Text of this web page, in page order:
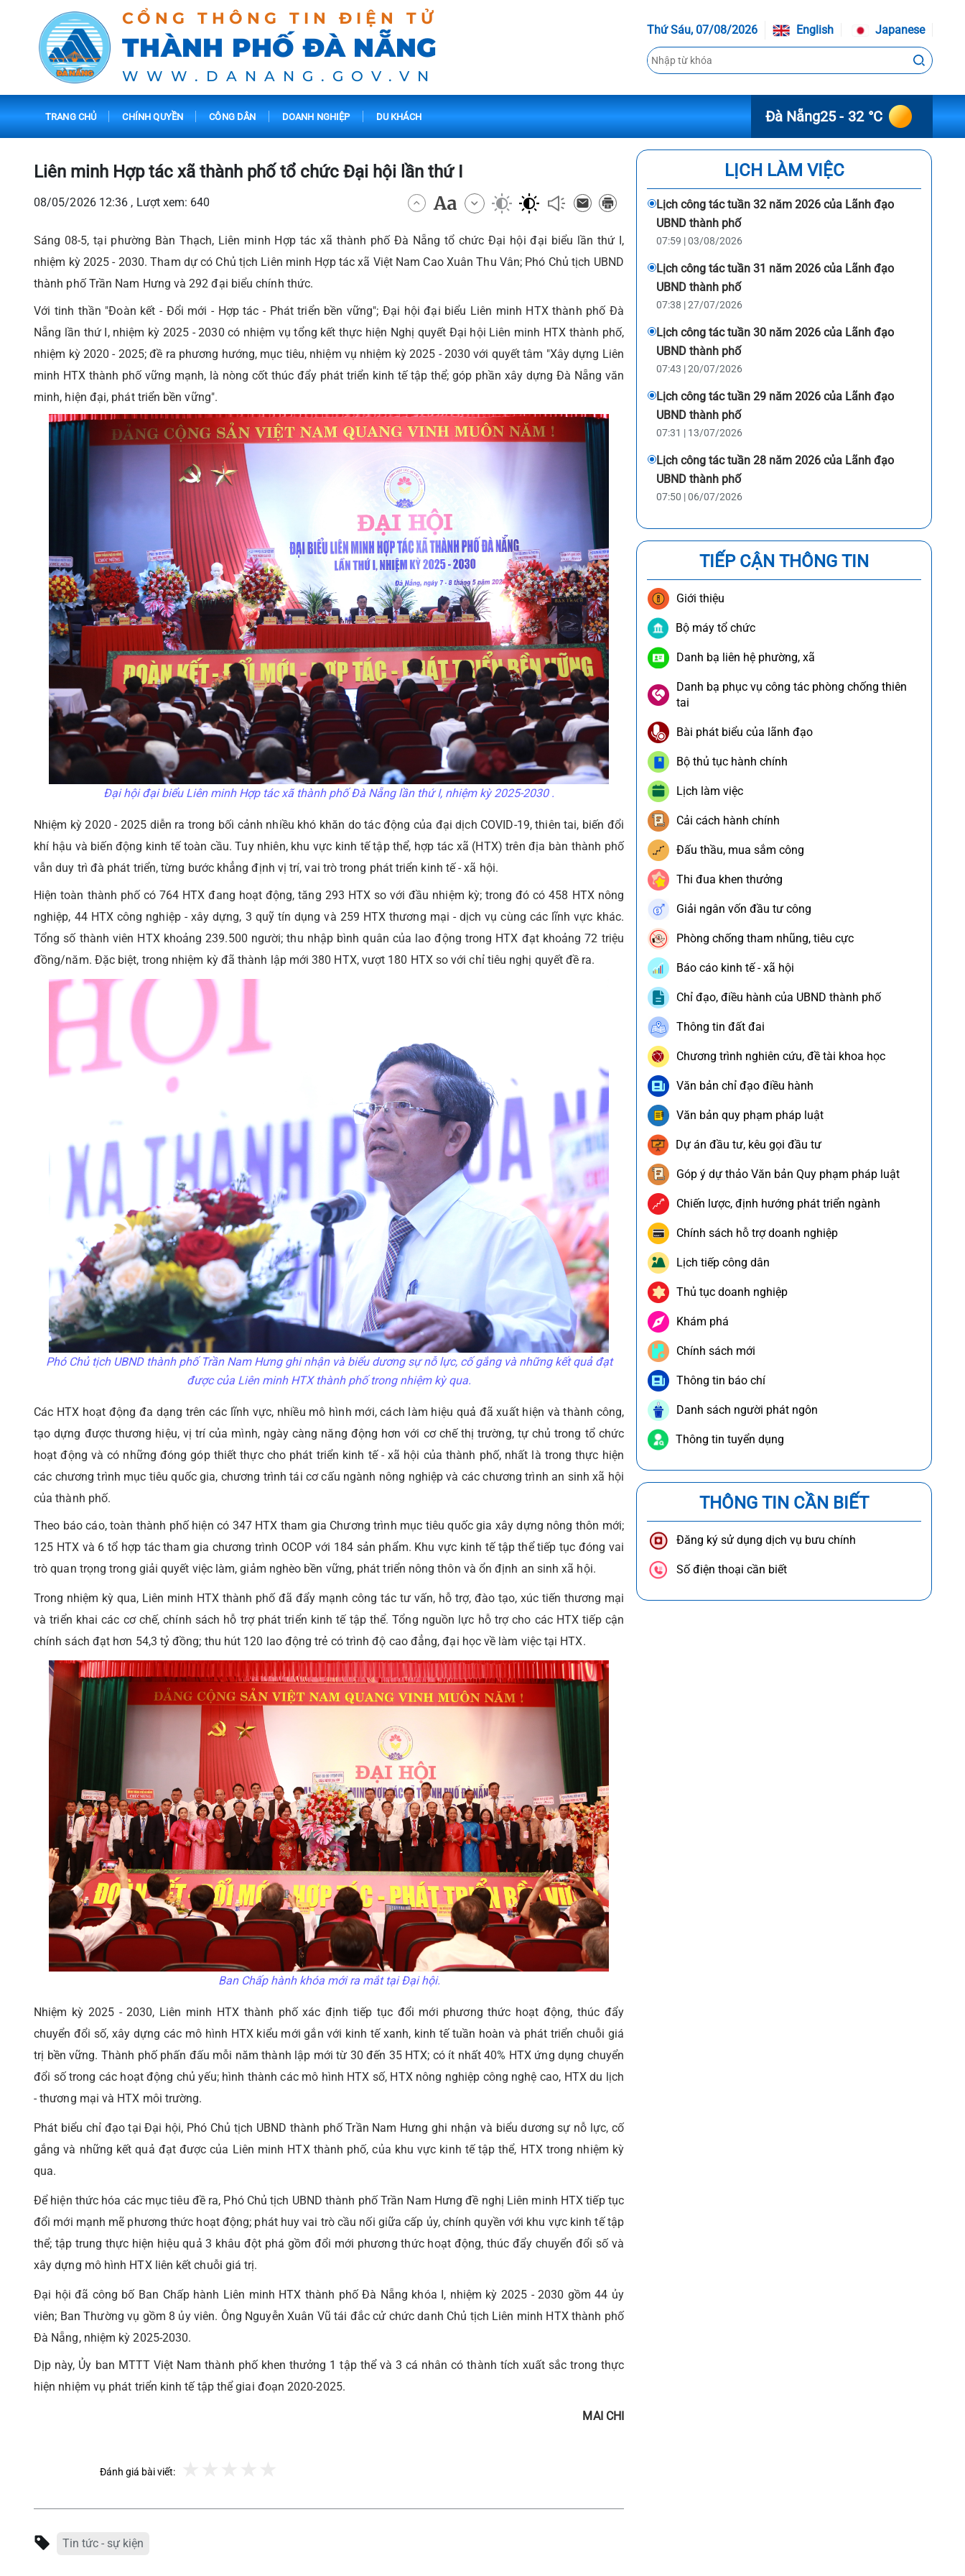
CỔNG THÔNG TIN ĐIỆN TỬ
THÀNH PHỐ ĐÀ NẴNG
WWW.DANANG.GOV.VN
Thứ Sáu, 07/08/2026 English Japanese
TRANG CHỦ CHÍNH QUYỀN CÔNG DÂN DOANH NGHIỆP DU KHÁCH Đà Nẵng25 - 32 °C
Liên minh Hợp tác xã thành phố tổ chức Đại hội lần thứ I
08/05/2026 12:36 , Lượt xem: 640
Sáng 08-5, tại phường Bàn Thạch, Liên minh Hợp tác xã thành phố Đà Nẵng tổ chức Đại hội đại biểu lần thứ I,
nhiệm kỳ 2025 - 2030. Tham dự có Chủ tịch Liên minh Hợp tác xã Việt Nam Cao Xuân Thu Vân; Phó Chủ tịch UBND
thành phố Trần Nam Hưng và 292 đại biểu chính thức.
Với tinh thần "Đoàn kết - Đổi mới - Hợp tác - Phát triển bền vững"; Đại hội đại biểu Liên minh HTX thành phố Đà
Nẵng lần thứ I, nhiệm kỳ 2025 - 2030 có nhiệm vụ tổng kết thực hiện Nghị quyết Đại hội Liên minh HTX thành phố,
nhiệm kỳ 2020 - 2025; đề ra phương hướng, mục tiêu, nhiệm vụ nhiệm kỳ 2025 - 2030 với quyết tâm "Xây dựng Liên
minh HTX thành phố vững mạnh, là nòng cốt thúc đẩy phát triển kinh tế tập thể; góp phần xây dựng Đà Nẵng văn
minh, hiện đại, phát triển bền vững".
Đại hội đại biểu Liên minh Hợp tác xã thành phố Đà Nẵng lần thứ I, nhiệm kỳ 2025-2030 .
Nhiệm kỳ 2020 - 2025 diễn ra trong bối cảnh nhiều khó khăn do tác động của đại dịch COVID-19, thiên tai, biến đổi
khí hậu và biến động kinh tế toàn cầu. Tuy nhiên, khu vực kinh tế tập thể, hợp tác xã (HTX) trên địa bàn thành phố
vẫn duy trì đà phát triển, từng bước khẳng định vị trí, vai trò trong phát triển kinh tế - xã hội.
Hiện toàn thành phố có 764 HTX đang hoạt động, tăng 293 HTX so với đầu nhiệm kỳ; trong đó có 458 HTX nông
nghiệp, 44 HTX công nghiệp - xây dựng, 3 quỹ tín dụng và 259 HTX thương mại - dịch vụ cùng các lĩnh vực khác.
Tổng số thành viên HTX khoảng 239.500 người; thu nhập bình quân của lao động trong HTX đạt khoảng 72 triệu
đồng/năm. Đặc biệt, trong nhiệm kỳ đã thành lập mới 380 HTX, vượt 180 HTX so với chỉ tiêu nghị quyết đề ra.
Phó Chủ tịch UBND thành phố Trần Nam Hưng ghi nhận và biểu dương sự nỗ lực, cố gắng và những kết quả đạt
được của Liên minh HTX thành phố trong nhiệm kỳ qua.
Các HTX hoạt động đa dạng trên các lĩnh vực, nhiều mô hình mới, cách làm hiệu quả đã xuất hiện và thành công,
tạo dựng được thương hiệu, vị trí của mình, ngày càng năng động hơn với cơ chế thị trường, tự chủ trong tổ chức
hoạt động và có những đóng góp thiết thực cho phát triển kinh tế - xã hội của thành phố, nhất là trong thực hiện
các chương trình mục tiêu quốc gia, chương trình tái cơ cấu ngành nông nghiệp và các chương trình an sinh xã hội
của thành phố.
Theo báo cáo, toàn thành phố hiện có 347 HTX tham gia Chương trình mục tiêu quốc gia xây dựng nông thôn mới;
125 HTX và 6 tổ hợp tác tham gia chương trình OCOP với 184 sản phẩm. Khu vực kinh tế tập thể tiếp tục đóng vai
trò quan trọng trong giải quyết việc làm, giảm nghèo bền vững, phát triển nông thôn và ổn định an sinh xã hội.
Trong nhiệm kỳ qua, Liên minh HTX thành phố đã đẩy mạnh công tác tư vấn, hỗ trợ, đào tạo, xúc tiến thương mại
và triển khai các cơ chế, chính sách hỗ trợ phát triển kinh tế tập thể. Tổng nguồn lực hỗ trợ cho các HTX tiếp cận
chính sách đạt hơn 54,3 tỷ đồng; thu hút 120 lao động trẻ có trình độ cao đẳng, đại học về làm việc tại HTX.
Ban Chấp hành khóa mới ra mắt tại Đại hội.
Nhiệm kỳ 2025 - 2030, Liên minh HTX thành phố xác định tiếp tục đổi mới phương thức hoạt động, thúc đẩy
chuyển đổi số, xây dựng các mô hình HTX kiểu mới gắn với kinh tế xanh, kinh tế tuần hoàn và phát triển chuỗi giá
trị bền vững. Thành phố phấn đấu mỗi năm thành lập mới từ 30 đến 35 HTX; có ít nhất 40% HTX ứng dụng chuyển
đổi số trong các hoạt động chủ yếu; hình thành các mô hình HTX số, HTX nông nghiệp công nghệ cao, HTX du lịch
- thương mại và HTX môi trường.
Phát biểu chỉ đạo tại Đại hội, Phó Chủ tịch UBND thành phố Trần Nam Hưng ghi nhận và biểu dương sự nỗ lực, cố
gắng và những kết quả đạt được của Liên minh HTX thành phố, của khu vực kinh tế tập thể, HTX trong nhiệm kỳ
qua.
Để hiện thức hóa các mục tiêu đề ra, Phó Chủ tịch UBND thành phố Trần Nam Hưng đề nghị Liên minh HTX tiếp tục
đổi mới mạnh mẽ phương thức hoạt động; phát huy vai trò cầu nối giữa cấp ủy, chính quyền với khu vực kinh tế tập
thể; tập trung thực hiện hiệu quả 3 khâu đột phá gồm đổi mới phương thức hoạt động, thúc đẩy chuyển đổi số và
xây dựng mô hình HTX liên kết chuỗi giá trị.
Đại hội đã công bố Ban Chấp hành Liên minh HTX thành phố Đà Nẵng khóa I, nhiệm kỳ 2025 - 2030 gồm 44 ủy
viên; Ban Thường vụ gồm 8 ủy viên. Ông Nguyễn Xuân Vũ tái đắc cử chức danh Chủ tịch Liên minh HTX thành phố
Đà Nẵng, nhiệm kỳ 2025-2030.
Dịp này, Ủy ban MTTT Việt Nam thành phố khen thưởng 1 tập thể và 3 cá nhân có thành tích xuất sắc trong thực
hiện nhiệm vụ phát triển kinh tế tập thể giai đoạn 2020-2025.
MAI CHI
Đánh giá bài viết:
Tin tức - sự kiện
LỊCH LÀM VIỆC
Lịch công tác tuần 32 năm 2026 của Lãnh đạo
UBND thành phố
07:59 | 03/08/2026
Lịch công tác tuần 31 năm 2026 của Lãnh đạo
UBND thành phố
07:38 | 27/07/2026
Lịch công tác tuần 30 năm 2026 của Lãnh đạo
UBND thành phố
07:43 | 20/07/2026
Lịch công tác tuần 29 năm 2026 của Lãnh đạo
UBND thành phố
07:31 | 13/07/2026
Lịch công tác tuần 28 năm 2026 của Lãnh đạo
UBND thành phố
07:50 | 06/07/2026
TIẾP CẬN THÔNG TIN
Giới thiệu
Bộ máy tổ chức
Danh bạ liên hệ phường, xã
Danh bạ phục vụ công tác phòng chống thiên
tai
Bài phát biểu của lãnh đạo
Bộ thủ tục hành chính
Lịch làm việc
Cải cách hành chính
Đấu thầu, mua sắm công
Thi đua khen thưởng
Giải ngân vốn đầu tư công
Phòng chống tham nhũng, tiêu cực
Báo cáo kinh tế - xã hội
Chỉ đạo, điều hành của UBND thành phố
Thông tin đất đai
Chương trình nghiên cứu, đề tài khoa học
Văn bản chỉ đạo điều hành
Văn bản quy phạm pháp luật
Dự án đầu tư, kêu gọi đầu tư
Góp ý dự thảo Văn bản Quy phạm pháp luật
Chiến lược, định hướng phát triển ngành
Chính sách hỗ trợ doanh nghiệp
Lịch tiếp công dân
Thủ tục doanh nghiệp
Khám phá
Chính sách mới
Thông tin báo chí
Danh sách người phát ngôn
Thông tin tuyển dụng
THÔNG TIN CẦN BIẾT
Đăng ký sử dụng dịch vụ bưu chính
Số điện thoại cần biết